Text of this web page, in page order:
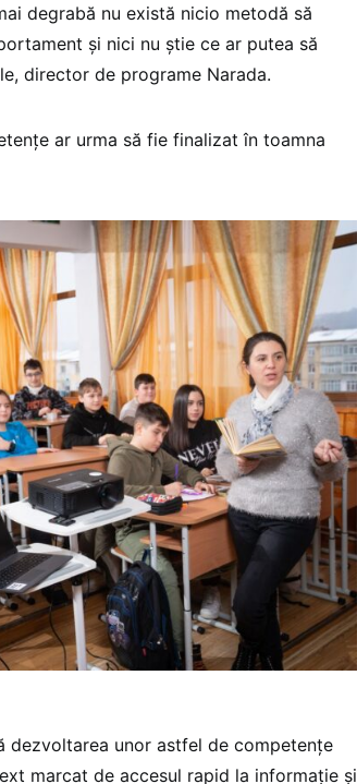
degrabă nu există nicio metodă să
și nici nu știe ce ar putea să
director de programe Narada.
ar urma să fie finalizat în toamna
dezvoltarea unor astfel de competențe
marcat de accesul rapid la informație și